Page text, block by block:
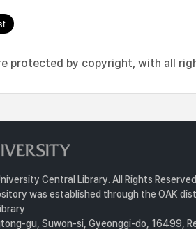
protected by copyright, with all
Central Library. All Rights
was established through the OAK
gu, Suwon-si, Gyeonggi-do, 16499,